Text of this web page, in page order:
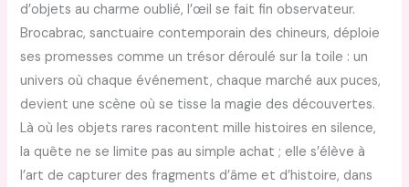
d’objets au charme oublié, l’œil se fait fin observateur.
Brocabrac, sanctuaire contemporain des chineurs, déploie
ses promesses comme un trésor déroulé sur la toile : un
univers où chaque événement, chaque marché aux puces,
devient une scène où se tisse la magie des découvertes.
Là où les objets rares racontent mille histoires en silence,
la quête ne se limite pas au simple achat ; elle s’élève à
l’art de capturer des fragments d’âme et d’histoire, dans